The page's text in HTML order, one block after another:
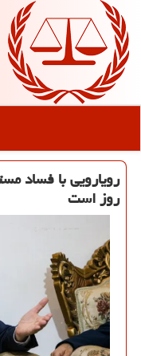
رویارویی با فساد
روز است